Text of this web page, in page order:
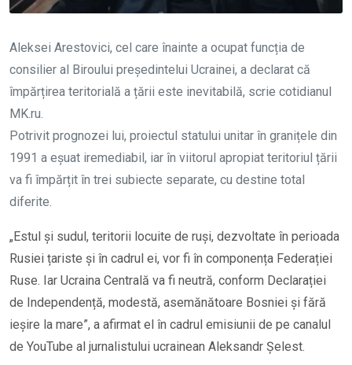
Aleksei Arestovici, cel care înainte a ocupat funcția de
consilier al Biroului președintelui Ucrainei, a declarat că
împărțirea teritorială a țării este inevitabilă, scrie cotidianul
MK.ru.
Potrivit prognozei lui, proiectul statului unitar în granițele din
1991 a eșuat iremediabil, iar în viitorul apropiat teritoriul țării
va fi împărțit în trei subiecte separate, cu destine total
diferite.
„Estul și sudul, teritorii locuite de ruși, dezvoltate în perioada
Rusiei țariste și în cadrul ei, vor fi în componența Federației
Ruse. Iar Ucraina Centrală va fi neutră, conform Declarației
de Independență, modestă, asemănătoare Bosniei și fără
ieșire la mare”, a afirmat el în cadrul emisiunii de pe canalul
de YouTube al jurnalistului ucrainean Aleksandr Șelest.